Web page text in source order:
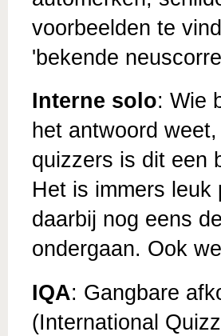
voorbeelden te
'bekende
Interne solo: Wie
het antwoord
quizzers is dit een
Het is immers
daarbij nog eens
ondergaan. Ook
IQA: Gangbare
(International